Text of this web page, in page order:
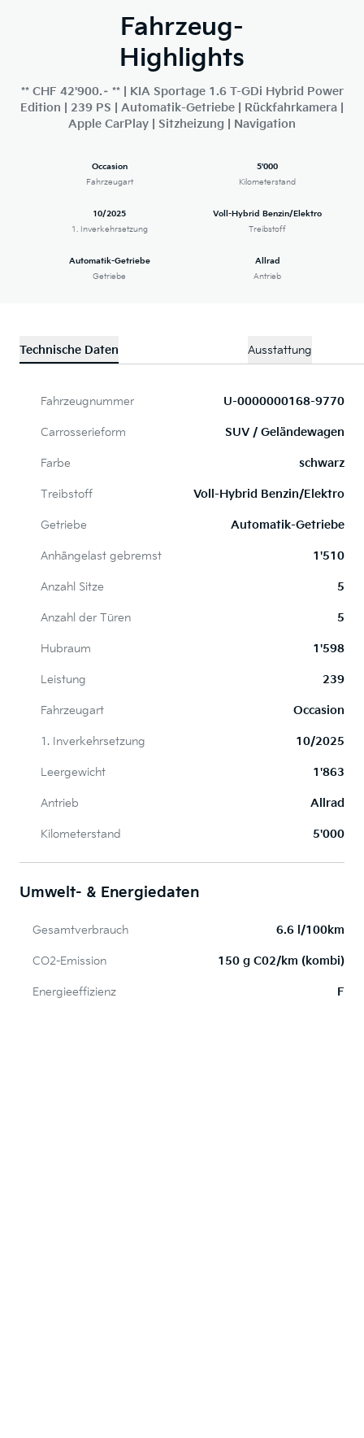
Fahrzeug-
Highlights
** CHF 42'900.– ** | KIA Sportage 1.6 T-GDi Hybrid Power
Edition | 239 PS | Automatik-Getriebe | Rückfahrkamera |
Apple CarPlay | Sitzheizung | Navigation
Occasion
Fahrzeugart
5'000
Kilometerstand
10/2025
1. Inverkehrsetzung
Voll-Hybrid Benzin/Elektro
Treibstoff
Automatik-Getriebe
Getriebe
Allrad
Antrieb
Technische Daten Ausstattung
Fahrzeugnummer U-0000000168-9770
Carrosserieform SUV / Geländewagen
Farbe schwarz
Treibstoff Voll-Hybrid Benzin/Elektro
Getriebe Automatik-Getriebe
Anhängelast gebremst 1'510
Anzahl Sitze 5
Anzahl der Türen 5
Hubraum 1'598
Leistung 239
Fahrzeugart Occasion
1. Inverkehrsetzung 10/2025
Leergewicht 1'863
Antrieb Allrad
Kilometerstand 5'000
Umwelt- & Energiedaten
Gesamtverbrauch 6.6 l/100km
CO2-Emission 150 g C02/km (kombi)
Energieeffizienz F